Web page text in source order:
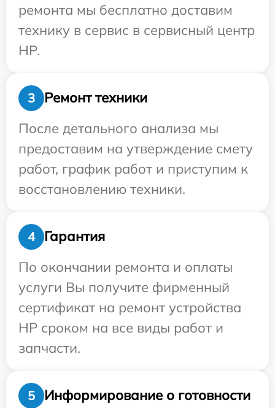
ремонта мы бесплатно доставим
технику в сервис в сервисный центр
HP.
3
Ремонт техники
После детального анализа мы
предоставим на утверждение смету
работ, график работ и приступим к
восстановлению техники.
4
Гарантия
По окончании ремонта и оплаты
услуги Вы получите фирменный
сертификат на ремонт устройства
HP сроком на все виды работ и
запчасти.
5 Информирование о готовности